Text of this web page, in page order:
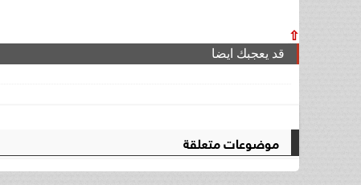
⇧
قد يعجبك ايضا
موضوعات متعلقة